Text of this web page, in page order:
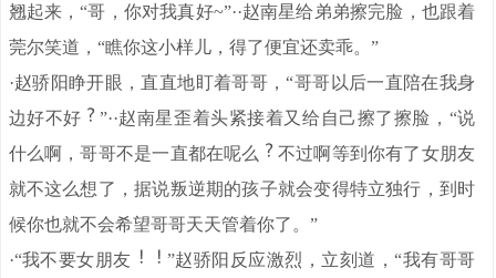
翘起来，“哥，你对我真好~”··赵南星给弟弟擦完脸，也跟着
莞尔笑道，“瞧你这小样儿，得了便宜还卖乖。”
·赵骄阳睁开眼，直直地盯着哥哥，“哥哥以后一直陪在我身
边好不好
”··赵南星歪着头紧接着又给自己擦了擦脸，“说
什么啊，哥哥不是一直都在呢么
不过啊等到你有了女朋友
就不这么想了，据说叛逆期的孩子就会变得特立独行，到时
候你也就不会希望哥哥天天管着你了。”
·“我不要女朋友
”赵骄阳反应激烈，立刻道，“我有哥哥